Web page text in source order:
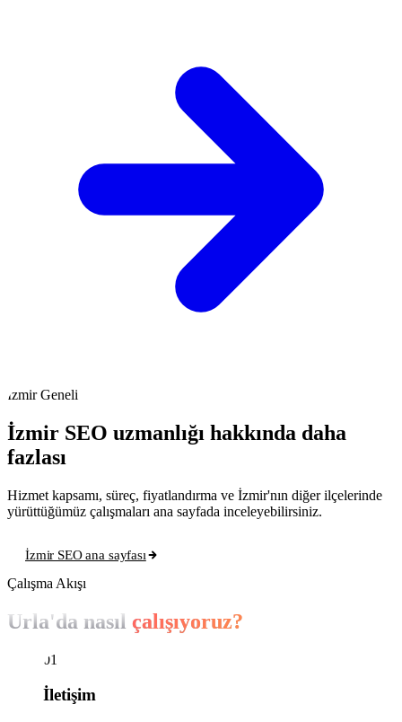
İzmir Geneli
İzmir SEO uzmanlığı hakkında daha
fazlası
Hizmet kapsamı, süreç, fiyatlandırma ve İzmir'nın diğer ilçelerinde
yürüttüğümüz çalışmaları ana sayfada inceleyebilirsiniz.
İzmir SEO ana sayfası
Çalışma Akışı
Urla'da nasıl çalışıyoruz?
01
İletişim